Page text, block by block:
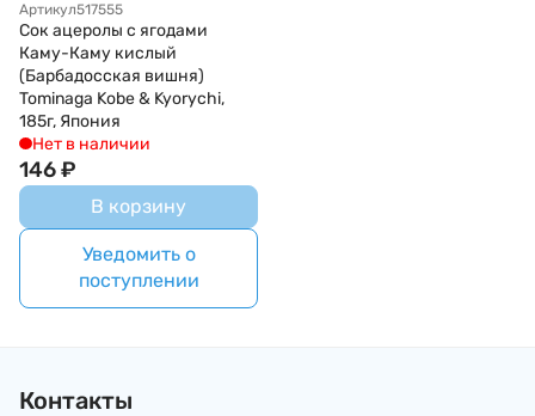
Артикул517555
Сок ацеролы с ягодами
Каму-Каму кислый
(Барбадосская вишня)
Tominaga Kobe & Kyorychi,
185г, Япония
Нет в наличии
146₽
В корзину
Уведомить о
поступлении
Контакты